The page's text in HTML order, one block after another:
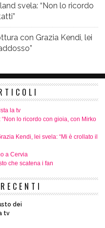
svela: “Non lo ricordo
con Grazia Kendi, lei
la tv
lo ricordo con gioia, con Mirko
Kendi, lei svela: “Mi è crollato il
a Cervia
che scatena i fan
dei
tv